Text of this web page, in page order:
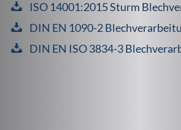
ISO 14001:2015 Sturm
DIN EN 1090-2
DIN EN ISO 3834-3